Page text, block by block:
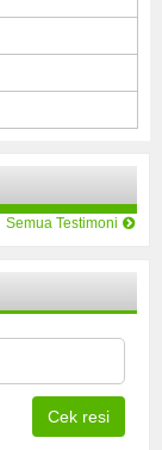
Semua Testimoni
Cek resi